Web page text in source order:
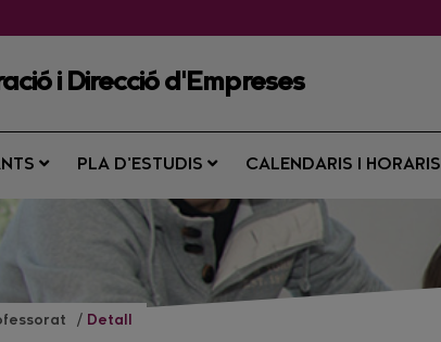
i Direcció d'Empreses
PLA D’ESTUDIS CALENDARIS I HORARIS
Detall